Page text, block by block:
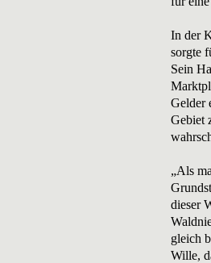
In der
sorgte
Sein
Gelder
Gebiet
„Als
dieser
gleich
Wille,